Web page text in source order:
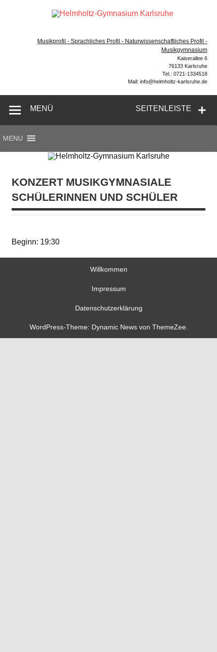
Musikprofil - Sprachliches Profil - Naturwissenschaftliches Profil -
Musikgymnasium
Kaiserallee 6
76133 Karlsruhe
Tel.: 0721-1334518
Mail: info@helmholtz-karlsruhe.de
SEITENLEISTE
MENÜ
MENU
KONZERT MUSIKGYMNASIALE
SCHÜLERINNEN UND SCHÜLER
Beginn: 19:30
Willkommen
Impressum
Datenschutzerklärung
WordPress-Theme: Dynamic News von ThemeZee.